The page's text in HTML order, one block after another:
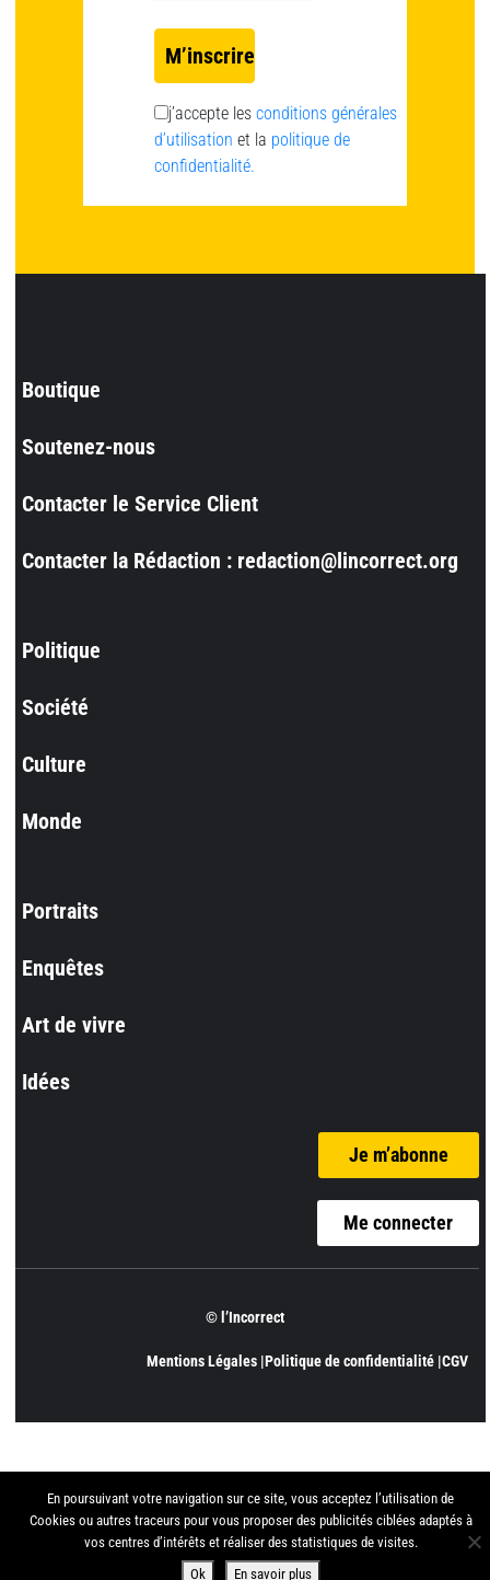
j’accepte les conditions générales
d’utilisation et la politique de
confidentialité.
Boutique
Soutenez-nous
Contacter le Service Client
Contacter la Rédaction : redaction@lincorrect.org
Politique
Société
Culture
Monde
Portraits
Enquêtes
Art de vivre
Idées
Je m’abonne
Me connecter
© l’Incorrect
Mentions Légales |Politique de confidentialité |CGV
En poursuivant votre navigation sur ce site, vous acceptez l’utilisation de
Cookies ou autres traceurs pour vous proposer des publicités ciblées adaptés à
vos centres d’intérêts et réaliser des statistiques de visites.
Ok
En savoir plus